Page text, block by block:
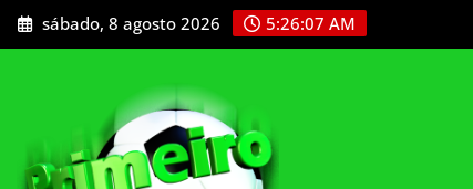
Skip
to
sábado, 8 agosto 2026 5:26:08 AM